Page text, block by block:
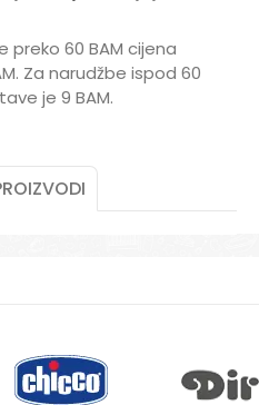
15:00h
Pišite nam
ŽENSKI
preko 60 BAM cijena
Za narudžbe ispod 60
je 9 BAM.